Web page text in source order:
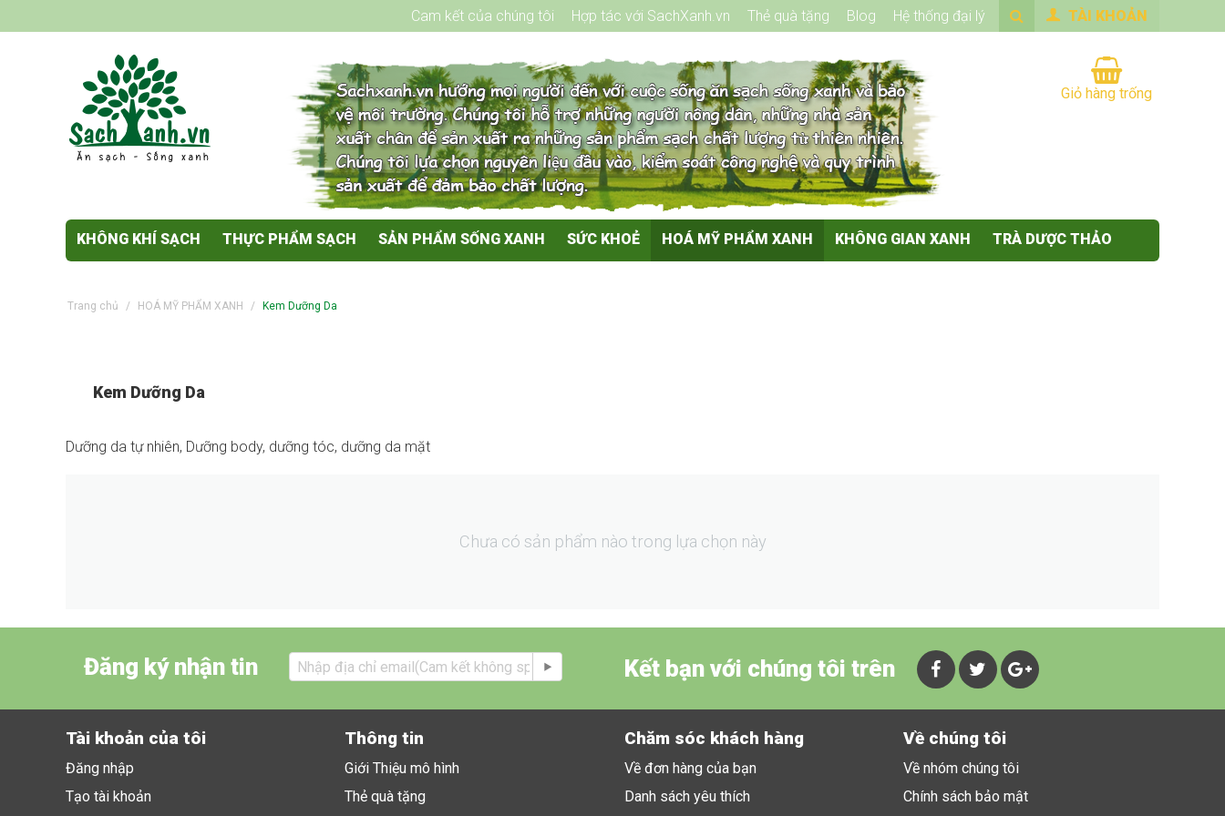
TÀI KHOẢN
Cam kết của chúng tôi Hợp tác với SachXanh.vn Thẻ quà tặng Blog Hệ thống đại lý
Giỏ hàng trống
KHÔNG KHÍ SẠCH THỰC PHẨM SẠCH SẢN PHẨM SỐNG XANH SỨC KHOẺ HOÁ MỸ PHẨM XANH KHÔNG GIAN XANH TRÀ DƯỢC THẢO
Trang chủ / HOÁ MỸ PHẨM XANH / Kem Dưỡng Da
Kem Dưỡng Da
Dưỡng da tự nhiên, Dưỡng body, dưỡng tóc, dưỡng da mặt
Chưa có sản phẩm nào trong lựa chọn này
Đăng ký nhận tin Kết bạn với chúng tôi trên
Tài khoản của tôi
Đăng nhập
Tạo tài khoản
Thông tin
Giới Thiệu mô hình
Thẻ quà tặng
Chăm sóc khách hàng
Về đơn hàng của bạn
Danh sách yêu thích
Về chúng tôi
Về nhóm chúng tôi
Chính sách bảo mật